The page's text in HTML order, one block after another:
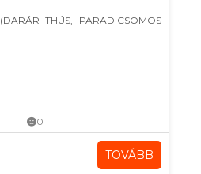
THÚS, PARADICSOMOS
0
TOVÁBB